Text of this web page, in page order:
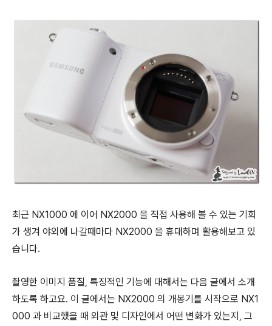
최근 NX1000 에 이어 NX2000 을 직접 사용해 볼 수 있는 기회
가 생겨 야외에 나갈때마다 NX2000 을 휴대하며 활용해보고 있
습니다.
촬영한 이미지 품질, 특징적인 기능에 대해서는 다음 글에서 소개
하도록 하고요. 이 글에서는 NX2000 의 개봉기를 시작으로 NX1
000 과 비교했을 때 외관 및 디자인에서 어떤 변화가 있는지, 그